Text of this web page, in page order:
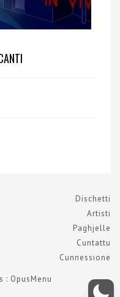
Dischetti
Artisti
Paghjelle
Cuntattu
Cunnessione
: OpusMenu